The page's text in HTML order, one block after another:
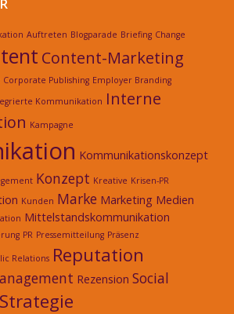
Auftreten Blogparade Briefing Change
Content-Marketing
Corporate Publishing Employer Branding
Kommunikation Interne
Kampagne
Kommunikationskonzept
Konzept Kreative Krisen-PR
Kunden Marke Marketing Medien
Mittelstandskommunikation
PR Pressemitteilung Präsenz
Relations Reputation
Rezension Social
Strategie